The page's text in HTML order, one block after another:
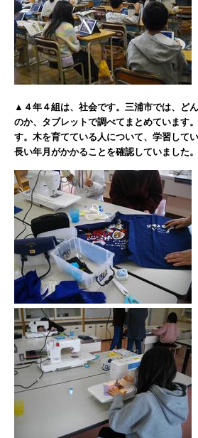
▲４年４組は、社会です。三浦市では、ど
のか、タブレットで調べてまとめています
す。木を育てている人について、学習して
長い年月がかかることを確認していました